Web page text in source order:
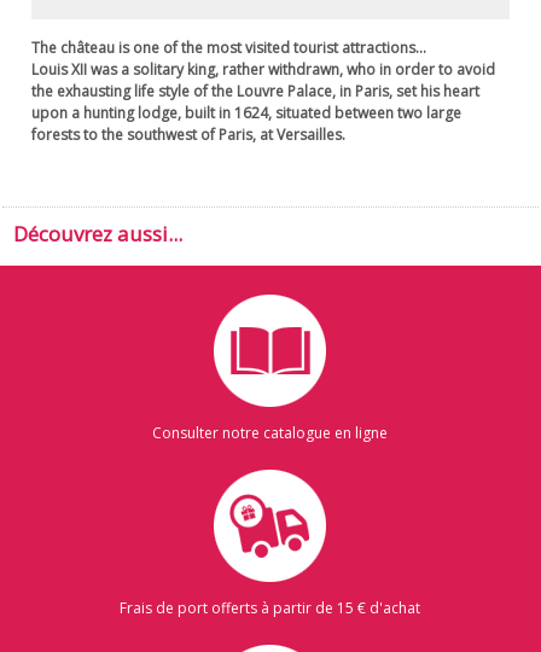
The château is one of the most visited tourist attractions...
Louis XII was a solitary king, rather withdrawn, who in order to avoid
the exhausting life style of the Louvre Palace, in Paris, set his heart
upon a hunting lodge, built in 1624, situated between two large
forests to the southwest of Paris, at Versailles.
Découvrez aussi...
Consulter notre catalogue en ligne
Frais de port offerts à partir de 15 € d'achat